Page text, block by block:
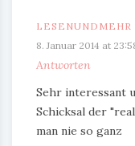
LESENUNDMEHR
8. Januar 2014 at
Antworten
Sehr interessant
Schicksal der
man nie so ganz